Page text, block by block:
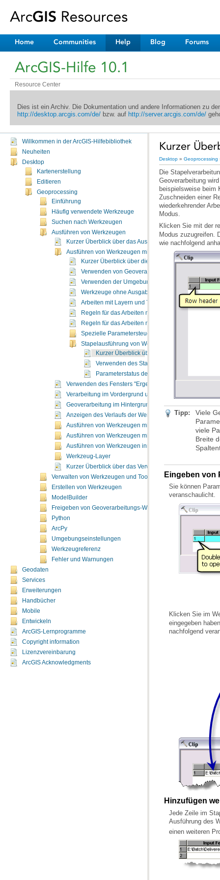
Home Communities Help Blog Forums
ArcGIS-Hilfe 10.1
Resource Center
Dies ist ein Archiv. Die Dokumentation und andere Informationen zu
http://desktop.arcgis.com/de/bzw. auf http://server.arcgis.com/de/
Willkommen in der ArcGIS-Hilfebibliothek
Neuheiten
Desktop
Kartenerstellung
Editieren
Geoprocessing
Einführung
Häufig verwendete Werkzeuge
Suchen nach Werkzeugen
Ausführen von Werkzeugen
Kurzer Überblick über das Ausführen von Werkzeugen
Ausführen von Werkzeugen mithilfe des
Kurzer Überblick über die Verwendung eines
Verwenden von Geoverarbeitungsoptionen zum
Verwenden der Umgebungseinstellungen
Werkzeuge ohne Ausgabe
Arbeiten mit Layern und Tabellensichten
Regeln für das Arbeiten mit Werkzeugen in einer
Regeln für das Arbeiten mit Schemasperren
Spezielle Parametersteuerelemente
Stapelausführung von Werkzeugen
Kurzer Überblick über die Stapelverarbeitung
Verwenden des Stapel-Raster-Steuerelements
Parameterstatus des Stapel-Rasters: Farben
Verwenden des Fensters "Ergebnisse"
Verarbeitung im Vordergrund und Hintergrund
Geoverarbeitung im Hintergrund (64-Bit)
Anzeigen des Verlaufs der Werkzeugausführung
Ausführen von Werkzeugen mit ModelBuilder
Ausführen von Werkzeugen mithilfe des Python-Fensters
Ausführen von Werkzeugen innerhalb von Python-
Werkzeug-Layer
Kurzer Überblick über das Verwenden von Services in
Verwalten von Werkzeugen und Toolboxes
Erstellen von Werkzeugen
ModelBuilder
Freigeben von Geoverarbeitungs-Workflows
Python
ArcPy
Umgebungseinstellungen
Werkzeugreferenz
Fehler und Warnungen
Geodaten
Services
Erweiterungen
Handbücher
Mobile
Entwickeln
ArcGIS-Lernprogramme
Copyright information
Lizenzvereinbarung
ArcGIS Acknowledgments
Kurzer
Desktop » Geoprocessing
Modus.
Klicken Sie mit der
wie nachfolgend
Tipp:
Eingeben von
veranschaulicht.
Klicken Sie im
nachfolgend
Hinzufügen
Ausführung des
einen weiteren